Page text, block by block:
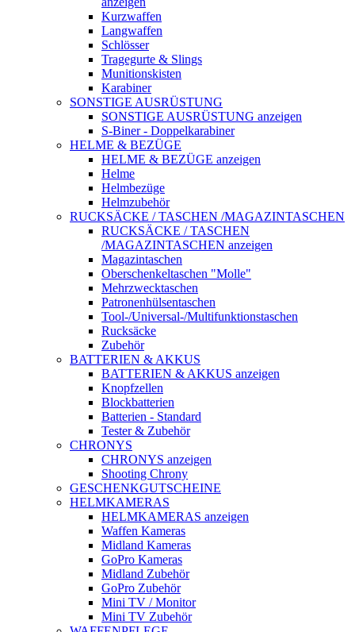
Kurzwaffen
Langwaffen
Schlösser
Tragegurte & Slings
Munitionskisten
Karabiner
SONSTIGE AUSRÜSTUNG
SONSTIGE AUSRÜSTUNG anzeigen
S-Biner - Doppelkarabiner
HELME & BEZÜGE
HELME & BEZÜGE anzeigen
Helme
Helmbezüge
Helmzubehör
RUCKSÄCKE / TASCHEN /MAGAZINTASCHEN
RUCKSÄCKE / TASCHEN
/MAGAZINTASCHEN anzeigen
Magazintaschen
Oberschenkeltaschen "Molle"
Mehrzwecktaschen
Patronenhülsentaschen
Tool-/Universal-/Multifunktionstaschen
Rucksäcke
Zubehör
BATTERIEN & AKKUS
BATTERIEN & AKKUS anzeigen
Knopfzellen
Blockbatterien
Batterien - Standard
Tester & Zubehör
CHRONYS
CHRONYS anzeigen
Shooting Chrony
GESCHENKGUTSCHEINE
HELMKAMERAS
HELMKAMERAS anzeigen
Waffen Kameras
Midland Kameras
GoPro Kameras
Midland Zubehör
GoPro Zubehör
Mini TV / Monitor
Mini TV Zubehör